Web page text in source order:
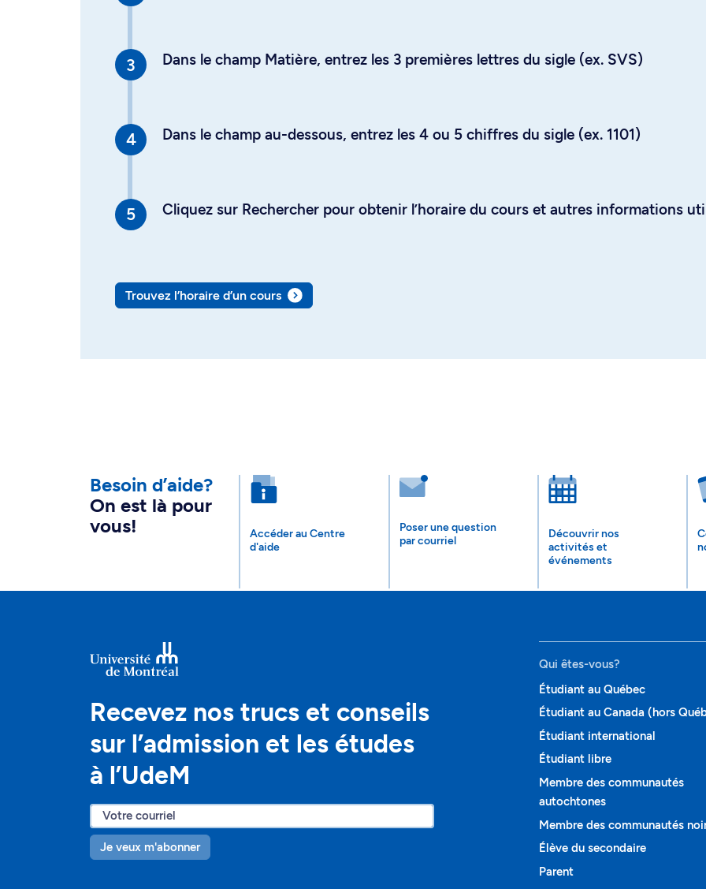
Dans le champ Matière, entrez les 3 premières lettres du sigle (ex. SVS)
Dans le champ au-dessous, entrez les 4 ou 5 chiffres du sigle (ex. 1101)
Cliquez sur Rechercher pour obtenir l’horaire du cours et autres informations
Trouvez l’horaire d’un cours
Besoin d’aide?
On est là pour
vous!
Accéder au Centre
d'aide
Poser une question
par courriel
Découvrir nos
activités et
événements
Recevez nos trucs et conseils
sur l’admission et les études
à l’UdeM
Je veux m'abonner
Qui êtes-vous?
Étudiant au Québec
Étudiant au Canada (hors
Étudiant international
Étudiant libre
Membre des communautés
autochtones
Membre des communautés
Élève du secondaire
Parent